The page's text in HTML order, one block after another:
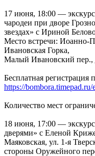
17 июня, 18:00 —
чародеи при дворе
звездах» с Ириной
Место встречи: Иоанно-
Ивановская Горка,
Малый Ивановский пер.,
Бесплатная регистрация
https://
Количество мест
18 июня, 17:00 —
дверями» с Еленой
Маяковская, ул. 1-я
стороны Оружейного